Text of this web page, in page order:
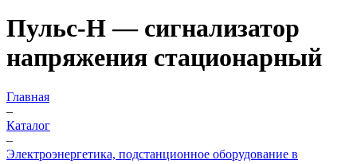
Пульс-Н — сигнализатор
напряжения стационарный
Главная
–
Каталог
–
Электроэнергетика, подстанционное оборудование в